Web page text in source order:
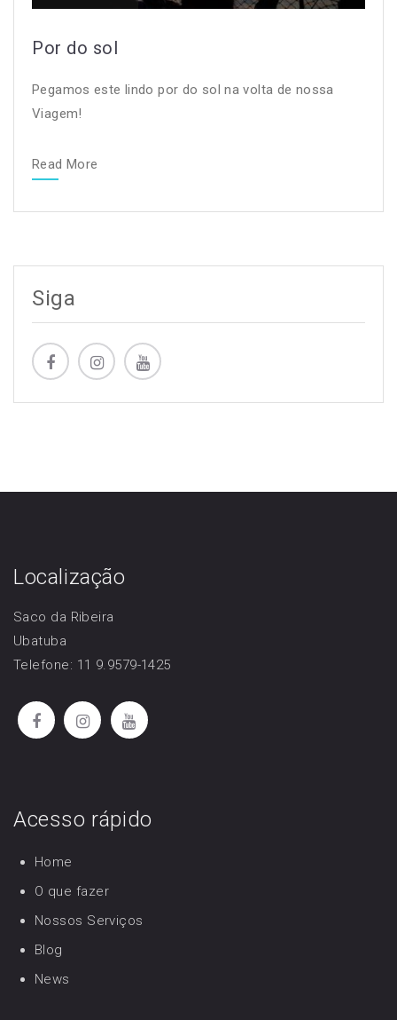
Por do sol
Pegamos este lindo por do sol na volta de nossa
Viagem!
Read More
Siga
Localização
Saco da Ribeira
Ubatuba
Telefone: 11 9.9579-1425
Acesso rápido
Home
O que fazer
Nossos Serviços
Blog
News